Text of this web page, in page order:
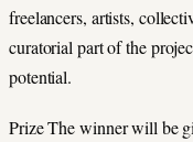
freelancers, artists,
curatorial part of the
potential.
Prize The winner will be